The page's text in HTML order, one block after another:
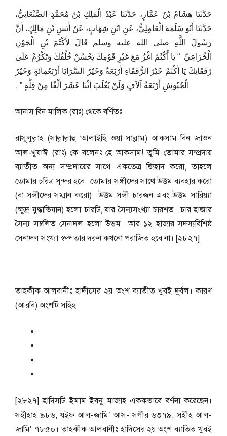
حَدَّثَنَا هِشَامُ بْنُ عَمَّارٍ، حَدَّثَنَا عَبْدُ الْمَلِكِ بْنُ مُحَمَّدٍ الصَّنْعَانِيُّ،
حَدَّثَنَا أَبُو سَلَمَةَ الْعَامِلِيُّ، عَنِ ابْنِ شِهَابٍ، عَنْ أَنَسِ بْنِ مَالِكٍ، أَنَّ
رَسُولَ اللَّهِ صلى الله عليه وسلم قَالَ لأَكْثَمَ بْنِ الْجَوْنِ
الْخُزَاعِيِّ ‏ “‏ يَا أَكْثَمُ اغْزُ مَعَ غَيْرِ قَوْمِكَ يَحْسُنْ خُلُقُكَ وَتَكْرُمْ عَلَى
رُفَقَائِكَ يَا أَكْثَمُ خَيْرُ الرُّفَقَاءِ أَرْبَعَةٌ وَخَيْرُ السَّرَايَا أَرْبَعُمِائَةٍ وَخَيْرُ
الْجُيُوشِ أَرْبَعَةُ آلاَفٍ وَلَنْ يُغْلَبَ اثْنَا عَشَرَ أَلْفًا مِنْ قِلَّةٍ ‏”‏ ‏.‏
আনাস বিন মালিক (রাঃ) থেকে বর্ণিতঃ
রাসূলুল্লাহ (সাল্লাল্লাহু ‘আলাইহি ওয়া সাল্লাম) আকসাম বিন জাওন
আল-খুযাঈ (রাঃ) কে বলেনঃ হে আকসাম! তুমি তোমার সম্প্রদায়
ব্যাতীত অন্য সম্প্রদায়ের সাথে একত্ত্রে জিহাদ করো, তাহলে
তোমার চরিত্র সুন্দর হবে। তোমার সঙ্গীদের সাথে উত্তম ব্যবহার করো
(বা সঙ্গীদের সম্মান করো)। উত্তম সঙ্গী চারজন এবং উত্তম সারিয়্যা
(ক্ষুদ্র যুদ্ধাভিযান) হলো চারটি, যার সৈন্যসংখ্যা চারশত। চার হাজার
সৈন্য সম্বলিত সেনাদল হলো উত্তম। আর ১২ হাজার সদস্যবিশিষ্ঠ
সেনাদল সংখ্যা স্বল্পতার দরুন কখনো পরাজিত হবে না। [২৮২৭]
তাহকীক আলবানীঃ হাদীসের ২য় অংশ ব্যাতীত খুবই দুর্বল। কারণ
(আরবি) অংশটি সহিহ।
[২৮২৭] হাদিসটি ইমাম ইবনু মাজাহ এককভাবে বর্ণনা করেছেন।
সহীহাহ ৯৮৬, যইফ আল-জামি’ আস- সগীর ৬৩৭৯, সহীহ আল-
জামি’ ৭৮৫০। তাহকীক আলবানীঃ হাদিসের ২য় অংশ ব্যাতিত খুবই